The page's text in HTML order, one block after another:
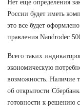
Нет еще определения
России будет иметь
это все будет
правления Nandrodec
Всего таких
экономическую
возможность. Наличие
об открытости
готовности к решению